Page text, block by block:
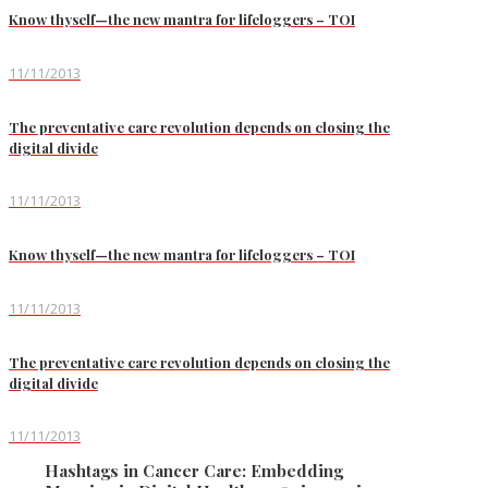
Know thyself—the new mantra for lifeloggers – TOI
11/11/2013
The preventative care revolution depends on closing the
digital divide
11/11/2013
Know thyself—the new mantra for lifeloggers – TOI
11/11/2013
The preventative care revolution depends on closing the
digital divide
11/11/2013
Hashtags in Cancer Care: Embedding